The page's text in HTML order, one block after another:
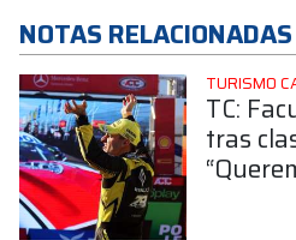
NOTAS RELACIONADAS
TURISMO
TC:
tras